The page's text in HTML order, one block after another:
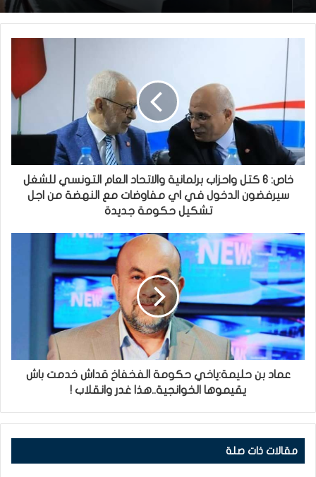
خاص: 6 كتل واحزاب برلمانية والاتحاد العام التونسي للشغل
سيرفضون الدخول في اي مفاوضات مع النهضة من اجل
تشكيل حكومة جديدة
عماد بن حليمة:ياخي حكومة الفخفاخ قداش خدمت باش
يقيموها الخوانجية..هذا غدر وانقلاب !
مقالات ذات صلة